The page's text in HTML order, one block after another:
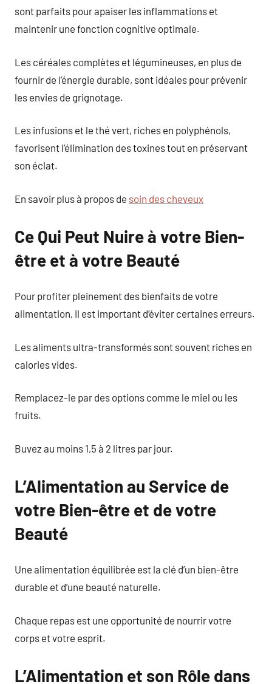
sont parfaits pour apaiser les inflammations et
maintenir une fonction cognitive optimale.
Les céréales complètes et légumineuses, en plus de
fournir de l’énergie durable, sont idéales pour prévenir
les envies de grignotage.
Les infusions et le thé vert, riches en polyphénols,
favorisent l’élimination des toxines tout en préservant
son éclat.
En savoir plus à propos de soin des cheveux
Ce Qui Peut Nuire à votre Bien-
être et à votre Beauté
Pour profiter pleinement des bienfaits de votre
alimentation, il est important d’éviter certaines erreurs.
Les aliments ultra-transformés sont souvent riches en
calories vides.
Remplacez-le par des options comme le miel ou les
fruits.
Buvez au moins 1,5 à 2 litres par jour.
L’Alimentation au Service de
votre Bien-être et de votre
Beauté
Une alimentation équilibrée est la clé d’un bien-être
durable et d’une beauté naturelle.
Chaque repas est une opportunité de nourrir votre
corps et votre esprit.
L’Alimentation et son Rôle dans